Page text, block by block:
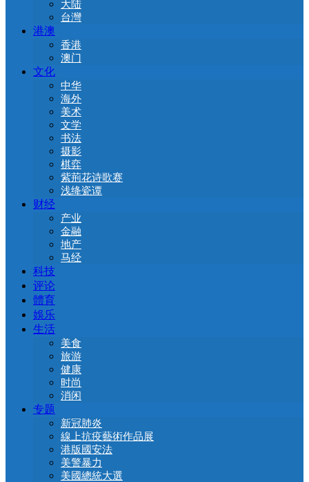
大陆
台灣
港澳
香港
澳门
文化
中华
海外
美术
文学
书法
摄影
棋弈
紫荊花诗歌赛
浅绛瓷谭
财经
产业
金融
地产
马经
科技
评论
體育
娛乐
生活
美食
旅游
健康
时尚
消闲
专题
新冠肺炎
線上抗疫藝術作品展
港版國安法
美警暴力
美國總統大選